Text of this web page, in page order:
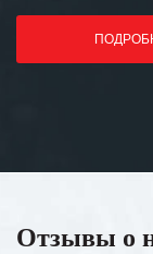
Отзывы о